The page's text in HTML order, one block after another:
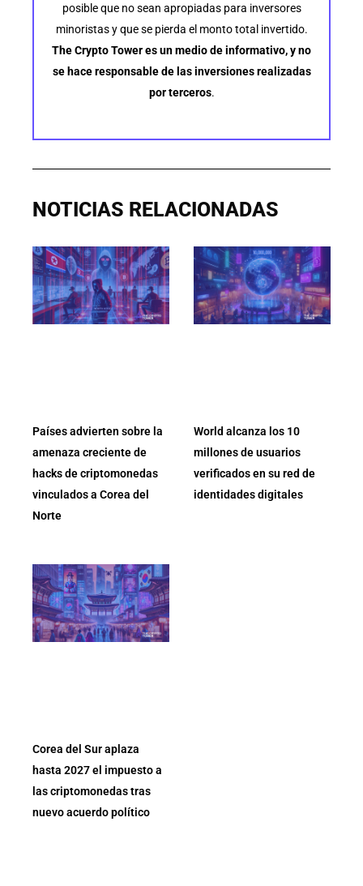
posible que no sean apropiadas para inversores
minoristas y que se pierda el monto total invertido.
The Crypto Tower es un medio de informativo, y no
se hace responsable de las inversiones realizadas
por terceros.
NOTICIAS RELACIONADAS
Países advierten sobre la
amenaza creciente de
hacks de criptomonedas
vinculados a Corea del
Norte
World alcanza los 10
millones de usuarios
verificados en su red de
identidades digitales
Corea del Sur aplaza
hasta 2027 el impuesto a
las criptomonedas tras
nuevo acuerdo político